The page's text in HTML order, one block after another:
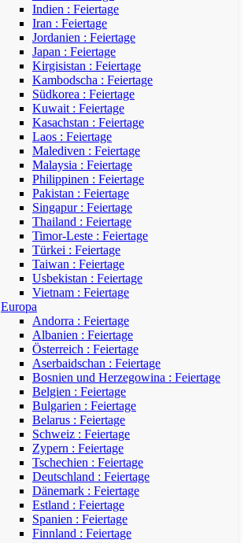
Indien : Feiertage
Iran : Feiertage
Jordanien : Feiertage
Japan : Feiertage
Kirgisistan : Feiertage
Kambodscha : Feiertage
Südkorea : Feiertage
Kuwait : Feiertage
Kasachstan : Feiertage
Laos : Feiertage
Malediven : Feiertage
Malaysia : Feiertage
Philippinen : Feiertage
Pakistan : Feiertage
Singapur : Feiertage
Thailand : Feiertage
Timor-Leste : Feiertage
Türkei : Feiertage
Taiwan : Feiertage
Usbekistan : Feiertage
Vietnam : Feiertage
Europa
Andorra : Feiertage
Albanien : Feiertage
Österreich : Feiertage
Aserbaidschan : Feiertage
Bosnien und Herzegowina : Feiertage
Belgien : Feiertage
Bulgarien : Feiertage
Belarus : Feiertage
Schweiz : Feiertage
Zypern : Feiertage
Tschechien : Feiertage
Deutschland : Feiertage
Dänemark : Feiertage
Estland : Feiertage
Spanien : Feiertage
Finnland : Feiertage